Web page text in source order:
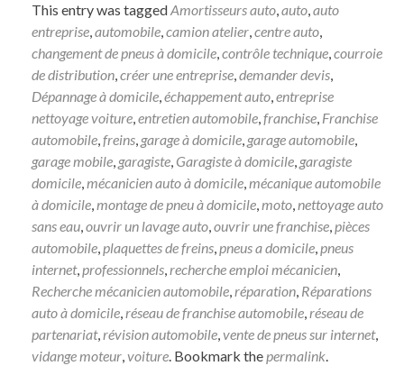
une
nouvelle
fenêtre)
une
nouvelle
fenêtre)
dans
une
nouvelle
fenêtre)
This entry was taggedAmortisseurs auto,auto,auto
entreprise,automobile,camion atelier,centre auto,
changement de pneus à domicile,contrôle technique,courroie
de distribution,créer une entreprise,demander devis,
Dépannage à domicile,échappement auto,entreprise
nettoyage voiture,entretien automobile,franchise, Franchise
automobile,freins, garage à domicile, garage automobile,
garage mobile, garagiste, Garagiste à domicile, garagiste
domicile,mécanicien auto à domicile,mécanique automobile
à domicile,montage de pneu à domicile,moto,nettoyage auto
sans eau,ouvrir un lavage auto,ouvrir une franchise,pièces
automobile,plaquettes de freins,pneus a domicile,pneus
internet,professionnels,recherche emploi mécanicien,
Recherche mécanicien automobile,réparation, Réparations
auto à domicile,réseau de franchise automobile,réseau de
partenariat,révision automobile,vente de pneus sur internet,
vidange moteur,voiture. Bookmark thepermalink.